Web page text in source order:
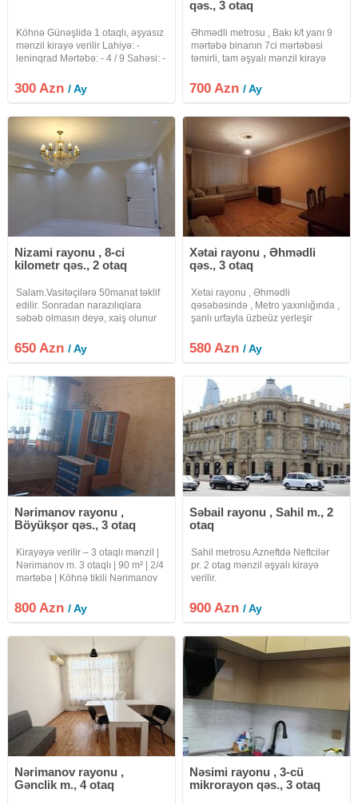
Köhnə Günəşlidə 1 otaqlı, əşyasız
mənzil kirayə verilir Lahiyə: -
leninqrad Mərtəbə: - 4 / 9 Sahəsi: -
cəhəti (istiqaməti) – Künc Sənəd:-
Çıxarış (kupça) Kommunal:- Qaz,
300 Azn/ Ay
qəs., 3 otaq
Əhmədli metrosu , Bakı k/t yanı 9
mərtəbə binanın 7ci mərtəbəsi
təmirli, tam əşyalı mənzil kirayə
İstilik sistemi mərkəzi .
Uzunmüddətli verilir.Qiymət 700
700 Azn/ Ay
Nizami rayonu , 8-ci
kilometr qəs., 2 otaq
Salam.Vasitəçilərə 50manat təklif
edilir. Sonradan narazılıqlara
səbəb olmasın deyə, xaiş olunur
saxlamasınlar . Qara Qarayev
Metrosunun tam üstü, isti polnan
650 Azn/ Ay
Xətai rayonu , Əhmədli
qəs., 3 otaq
Xetai rayonu , Əhmədli
qəsəbəsində , Metro yaxınlığında ,
şanlı urfayla üzbeüz yerleşir
mertebesinde yerleşir. 2otaqlıdan
3otaqlıya düzelmedir
şeraiti var.
580 Azn/ Ay
Nərimanov rayonu ,
Böyükşor qəs., 3 otaq
Kirayəyə verilir – 3 otaqlı mənzil |
Nərimanov m. 3 otaqlı | 90 m² | 2/4
mərtəbə | Köhnə tikili Nərimanov
məsafədə, 193 saylı məktəbin
yanı, Nərimanov Rayon Polis
800 Azn/ Ay
Səbail rayonu , Sahil m., 2
otaq
Sahil metrosu Azneftdə Neftcilər
pr. 2 otag mənzil əşyalı kirayə
verilir.
900 Azn/ Ay
Nərimanov rayonu ,
Gənclik m., 4 otaq
Nəsimi rayonu , 3-cü
mikrorayon qəs., 3 otaq